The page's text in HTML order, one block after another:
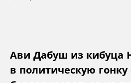
Ави Дабуш из кибуца
в политическую гонку